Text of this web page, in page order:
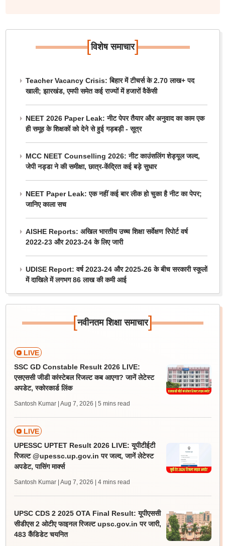
[विशेष समाचार]
Teacher Vacancy Crisis: बिहार में टीचर्स के 2.70 लाख+ पद
खाली; झारखंड, एमपी समेत कई राज्यों में हजारों वैकेंसी
NEET 2026 Paper Leak: नीट पेपर तैयार और अनुवाद का काम एक
ही समूह के शिक्षकों को देने से हुई गड़बड़ी - सूत्र
MCC NEET Counselling 2026: नीट काउंसलिंग शेड्यूल जल्द,
जेपी नड्डा ने की समीक्षा, छात्र-केंद्रित कई बड़े सुधार
NEET Paper Leak: एक नहीं कई बार लीक हो चुका है नीट का पेपर;
जानिए काला सच
AISHE Reports: अखिल भारतीय उच्च शिक्षा सर्वेक्षण रिपोर्ट वर्ष
2022-23 और 2023-24 के लिए जारी
UDISE Report: वर्ष 2023-24 और 2025-26 के बीच सरकारी स्कूलों
में दाखिले में लगभग 86 लाख की कमी आई
[नवीनतम शिक्षा समाचार]
LIVE
SSC GD Constable Result 2026 LIVE:
एसएससी जीडी कांस्टेबल रिजल्ट कब आएगा? जानें लेटेस्ट
अपडेट, स्कोरकार्ड लिंक
Santosh Kumar | Aug 7, 2026 | 5 mins read
LIVE
UPESSC UPTET Result 2026 LIVE: यूपीटीईटी
रिजल्ट @upessc.up.gov.in पर जल्द, जानें लेटेस्ट
अपडेट, पासिंग मार्क्स
Santosh Kumar | Aug 7, 2026 | 4 mins read
UPSC CDS 2 2025 OTA Final Result: यूपीएससी
सीडीएस 2 ओटीए फाइनल रिजल्ट upsc.gov.in पर जारी,
483 कैंडिडेट चयनित